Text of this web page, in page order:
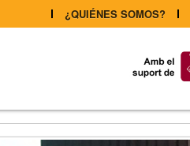
¿QUIÉNES SOMOS?